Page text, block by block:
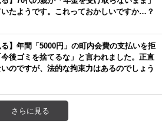
たようです。これっておかしいですか…？
る】年間「5000円」の町内会費の支払いを拒
後ゴミを捨てるな」と言われました。正直
のですが、法的な拘束力はあるのでしょう
さらに見る